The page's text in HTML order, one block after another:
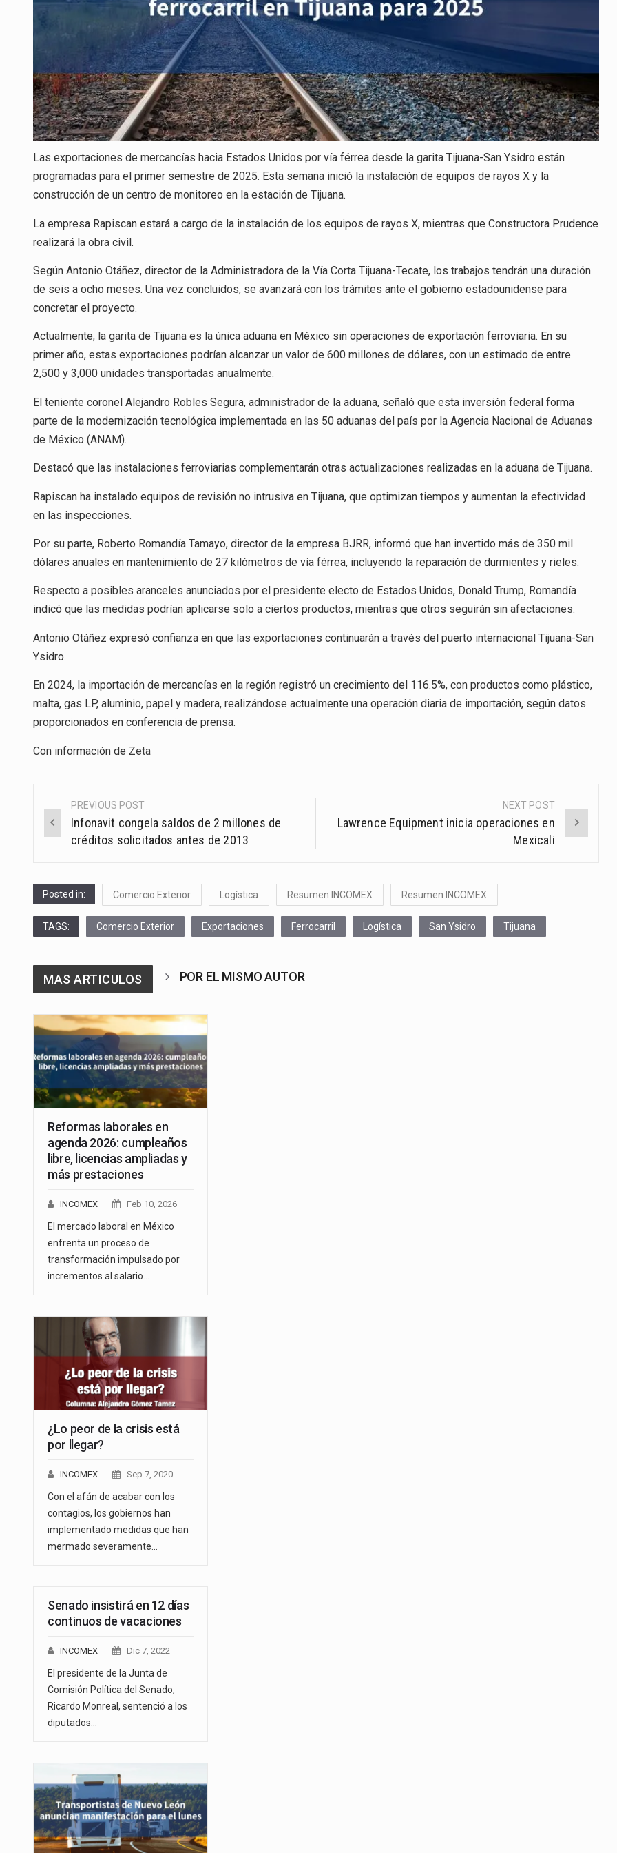
Las exportaciones de mercancías hacia Estados Unidos por vía férrea desde la garita Tijuana-San Ysidro están
programadas para el primer semestre de 2025. Esta semana inició la instalación de equipos de rayos X y la
construcción de un centro de monitoreo en la estación de Tijuana.
La empresa Rapiscan estará a cargo de la instalación de los equipos de rayos X, mientras que Constructora Prudence
realizará la obra civil.
Según Antonio Otáñez, director de la Administradora de la Vía Corta Tijuana-Tecate, los trabajos tendrán una duración
de seis a ocho meses. Una vez concluidos, se avanzará con los trámites ante el gobierno estadounidense para
concretar el proyecto.
Actualmente, la garita de Tijuana es la única aduana en México sin operaciones de exportación ferroviaria. En su
primer año, estas exportaciones podrían alcanzar un valor de 600 millones de dólares, con un estimado de entre
2,500 y 3,000 unidades transportadas anualmente.
El teniente coronel Alejandro Robles Segura, administrador de la aduana, señaló que esta inversión federal forma
parte de la modernización tecnológica implementada en las 50 aduanas del país por la Agencia Nacional de Aduanas
de México (ANAM).
Destacó que las instalaciones ferroviarias complementarán otras actualizaciones realizadas en la aduana de Tijuana.
Rapiscan ha instalado equipos de revisión no intrusiva en Tijuana, que optimizan tiempos y aumentan la efectividad
en las inspecciones.
Por su parte, Roberto Romandía Tamayo, director de la empresa BJRR, informó que han invertido más de 350 mil
dólares anuales en mantenimiento de 27 kilómetros de vía férrea, incluyendo la reparación de durmientes y rieles.
Respecto a posibles aranceles anunciados por el presidente electo de Estados Unidos, Donald Trump, Romandía
indicó que las medidas podrían aplicarse solo a ciertos productos, mientras que otros seguirán sin afectaciones.
Antonio Otáñez expresó confianza en que las exportaciones continuarán a través del puerto internacional Tijuana-San
Ysidro.
En 2024, la importación de mercancías en la región registró un crecimiento del 116.5%, con productos como plástico,
malta, gas LP, aluminio, papel y madera, realizándose actualmente una operación diaria de importación, según datos
proporcionados en conferencia de prensa.
Con información de Zeta
Post
navigation
PREVIOUS POST
Infonavit congela saldos de 2 millones de
créditos solicitados antes de 2013
NEXT POST
Lawrence Equipment inicia operaciones en
Mexicali
Posted in: Comercio Exterior Logística Resumen INCOMEX Resumen INCOMEX
TAGS: Comercio Exterior Exportaciones Ferrocarril Logística San Ysidro Tijuana
MAS ARTICULOS POR EL MISMO AUTOR
Reformas laborales en
agenda 2026: cumpleaños
libre, licencias ampliadas y
más prestaciones
INCOMEX Feb 10, 2026
El mercado laboral en México
enfrenta un proceso de
transformación impulsado por
incrementos al salario…
¿Lo peor de la crisis está
por llegar?
INCOMEX Sep 7, 2020
Con el afán de acabar con los
contagios, los gobiernos han
implementado medidas que han
mermado severamente…
Senado insistirá en 12 días
continuos de vacaciones
INCOMEX Dic 7, 2022
El presidente de la Junta de
Comisión Política del Senado,
Ricardo Monreal, sentenció a los
diputados…